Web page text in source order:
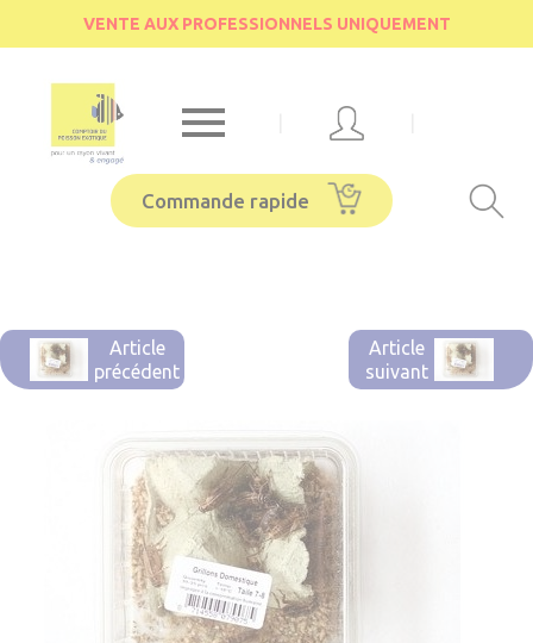
VENTE AUX PROFESSIONNELS UNIQUEMENT

Commande rapide
Article
précédent
Article
suivant